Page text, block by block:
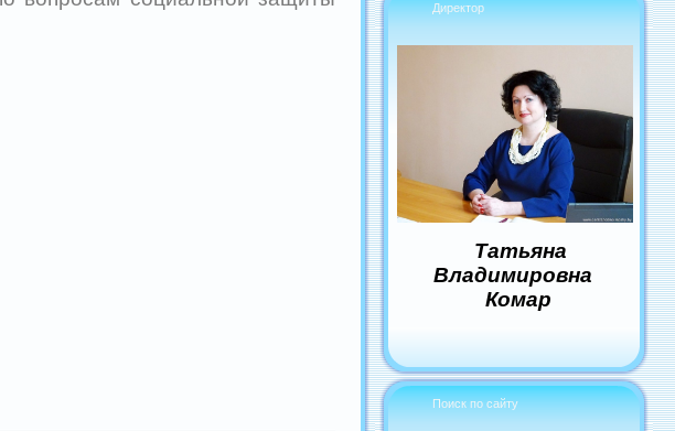
Директор
Татьяна
Владимировна
Комар
Поиск по сайту